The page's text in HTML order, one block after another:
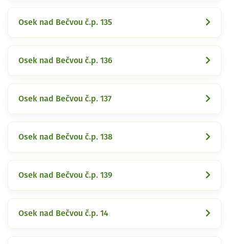
Osek nad Bečvou č.p. 135
Osek nad Bečvou č.p. 136
Osek nad Bečvou č.p. 137
Osek nad Bečvou č.p. 138
Osek nad Bečvou č.p. 139
Osek nad Bečvou č.p. 14